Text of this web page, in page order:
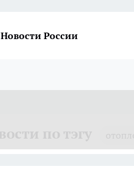
Новости России